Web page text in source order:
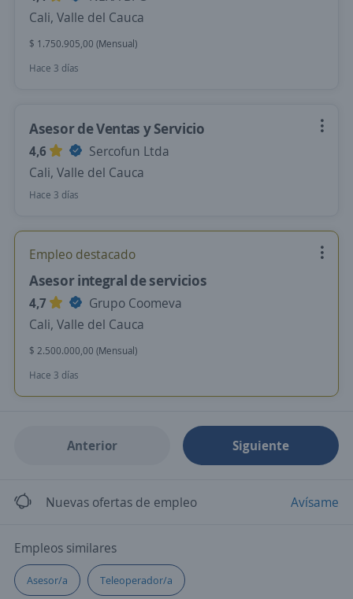
Cali, Valle del Cauca
$ 1.750.905,00 (Mensual)
Hace 3 días
Asesor de Ventas y Servicio
4,6
Sercofun Ltda
Cali, Valle del Cauca
Hace 3 días
Empleo destacado
Asesor integral de servicios
4,7
Grupo Coomeva
Cali, Valle del Cauca
$ 2.500.000,00 (Mensual)
Hace 3 días
Anterior Siguiente
Nuevas ofertas de empleo Avísame
Empleos similares
Asesor/a Teleoperador/a